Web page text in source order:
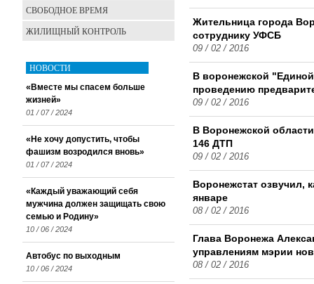
Жительница города
сотруднику УФСБ
09 / 02 / 2016
В воронежской
проведению
09 / 02 / 2016
В Воронежской
146 ДТП
09 / 02 / 2016
Воронежстат озвучил,
январе
08 / 02 / 2016
Глава Воронежа
управлениям мэрии
08 / 02 / 2016
СВОБОДНОЕ ВРЕМЯ
ЖИЛИЩНЫЙ КОНТРОЛЬ
НОВОСТИ
«Вместе мы спасем больше
жизней»
01 / 07 / 2024
«Не хочу допустить, чтобы
фашизм возродился вновь»
01 / 07 / 2024
«Каждый уважающий себя
мужчина должен защищать свою
семью и Родину»
10 / 06 / 2024
Автобус по выходным
10 / 06 / 2024